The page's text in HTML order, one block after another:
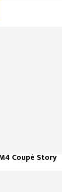
Coupé Story